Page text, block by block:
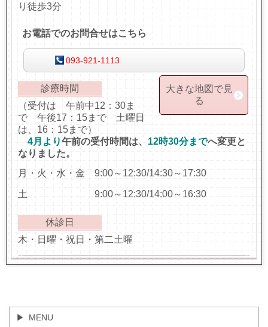
大きな地図で見
る
り徒歩3分
お電話でのお問合せはこちら
093-921-1113
診療時間
（受付は 午前中12：30ま
で 午後17：15まで 土曜日
は、16：15まで）
4月より午前の受付時間は、 12時30分までへ変更と
なりました。
月・火・水・金 9:00～12:30/14:30～17:30
土 9:00～12:30/14:00～16:30
休診日
木・日曜・祝日・第二土曜
MENU